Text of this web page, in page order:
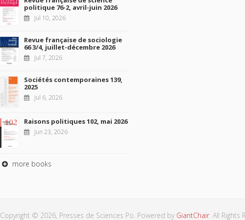
politique 76-2, avril-juin 2026
Jul 10, 2026
Revue française de sociologie
66 3/4, juillet-décembre 2026
Jul 7, 2026
Sociétés contemporaines 139,
2025
Jul 6, 2026
Raisons politiques 102, mai 2026
Jun 23, 2026
more books
Copyright © 2026, Presses de Sciences Po. Powered by GiantChair. All Rights